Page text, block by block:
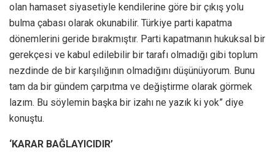
olan hamaset siyasetiyle kendilerine göre bir çıkış yolu
bulma çabası olarak okunabilir. Türkiye parti kapatma
dönemlerini geride bırakmıştır. Parti kapatmanın hukuksal bir
gerekçesi ve kabul edilebilir bir tarafı olmadığı gibi toplum
nezdinde de bir karşılığının olmadığını düşünüyorum. Bunu
tam da bir gündem çarpıtma ve değiştirme olarak görmek
lazım. Bu söylemin başka bir izahı ne yazık ki yok” diye
konuştu.
‘KARAR BAĞLAYICIDIR’